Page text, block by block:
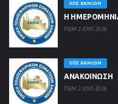
ΕΠΣ ΧΑΝΊΩΝ
Η
ΠΕΜ 2 ΙΟΥΛ 2026
ΕΠΣ ΧΑΝΊΩΝ
ΑΝΑΚΟΙΝΩΣΗ
ΠΕΜ 2 ΙΟΥΛ 2026